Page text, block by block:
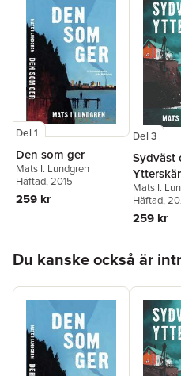
Del 1
Den som ger
Mats I. Lundgren
Häftad, 2015
259 kr
Del 3
Sydväst
Ytterskär
Mats I.
Häftad,
259 kr
Du kanske också är